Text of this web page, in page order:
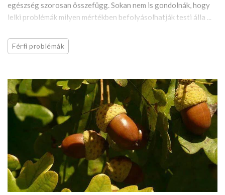
egészség szorosan összefügg. Sokan nem is gondolnák, hogy
lelki problémák milyen mértékben befolyásolhatják testi álla ...
Férfi problémák